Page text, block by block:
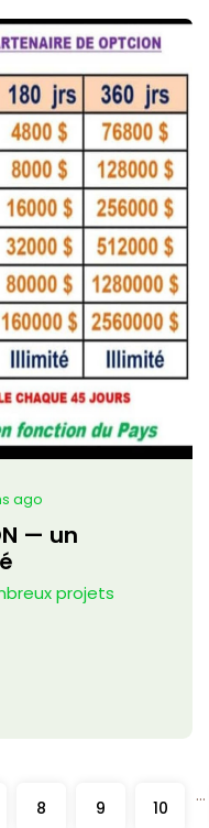
ago
— un
projets
8 9 10
...